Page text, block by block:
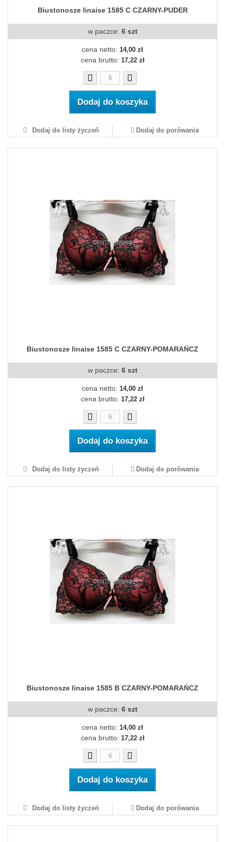
Biustonosze linaise 1585 C CZARNY-PUDER
w paczce: 6 szt
cena netto: 14,00 zł
cena brutto: 17,22 zł
Dodaj do koszyka
Dodaj do listy życzeń Dodaj do porówania
Biustonosze linaise 1585 C CZARNY-POMARAŃCZ
w paczce: 6 szt
cena netto: 14,00 zł
cena brutto: 17,22 zł
Dodaj do koszyka
Dodaj do listy życzeń Dodaj do porówania
Biustonosze linaise 1585 B CZARNY-POMARAŃCZ
w paczce: 6 szt
cena netto: 14,00 zł
cena brutto: 17,22 zł
Dodaj do koszyka
Dodaj do listy życzeń Dodaj do porówania